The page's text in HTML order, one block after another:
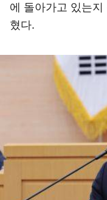
에 돌아가고 있는
혔다.